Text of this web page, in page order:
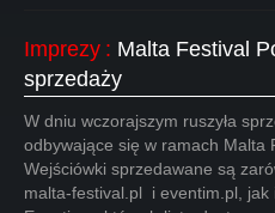
Imprezy : Malta Festival
sprzedaży
W dniu wczorajszym ruszyła
odbywające się w ramach Malta
Wejściówki sprzedawane są
malta-festival.pl i eventim.pl,